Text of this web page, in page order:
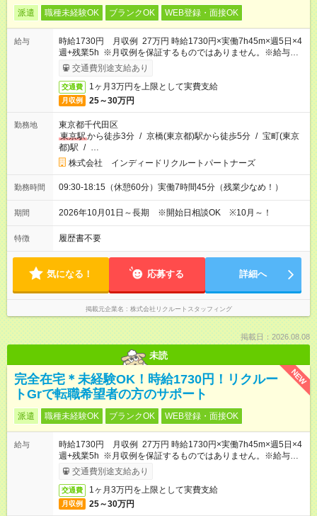
派遣 職種未経験OK ブランクOK WEB登録・面接OK
給与
時給1730円 月収例 27万円 時給1730円×実働7h45m×週5日×4
週+残業5h ※月収例を保証するものではありません。※給与即受
取りサービス利用可（利用条件有）
交通費別途支給あり
交通費 1ヶ月3万円を上限として実費支給
月収例 25～30万円
勤務地
東京都千代田区
東京駅から徒歩3分 / 京橋(東京都)駅から徒歩5分 / 宝町(東京
都)駅 / …
株式会社 インディードリクルートパートナーズ
勤務時間 09:30-18:15（休憩60分）実働7時間45分（残業少なめ！）
期間 2026年10月01日～長期 ※開始日相談OK ※10月～！
特徴 履歴書不要
気になる！ 応募する 詳細へ
掲載元企業名 株式会社リクルートスタッフィング
掲載日：2026.08.08
未読
NEW
完全在宅＊未経験OK！時給1730円！リクルー
トGrで転職希望者の方のサポート
派遣 職種未経験OK ブランクOK WEB登録・面接OK
給与
時給1730円 月収例 27万円 時給1730円×実働7h45m×週5日×4
週+残業5h ※月収例を保証するものではありません。※給与即受
取りサービス利用可（利用条件有）
交通費別途支給あり
交通費 1ヶ月3万円を上限として実費支給
月収例 25～30万円